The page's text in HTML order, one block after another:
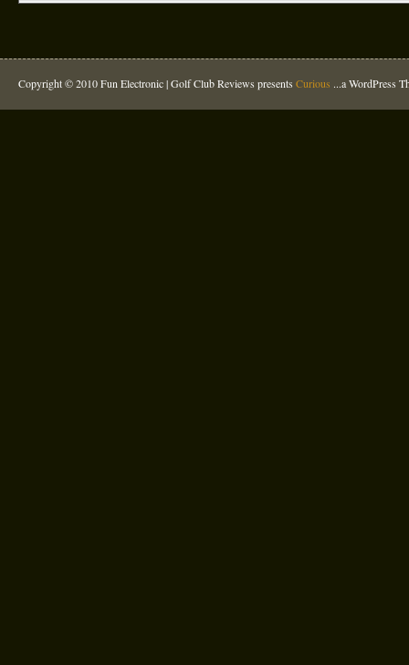
Copyright © 2010 Fun Electronic |Golf Club Reviews presents Curious ...a WordPress